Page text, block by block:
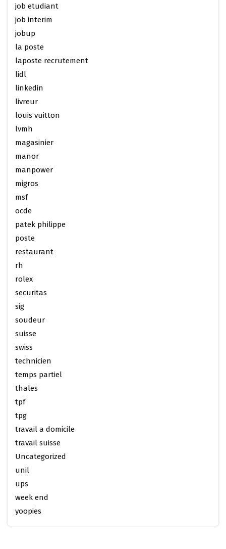
job etudiant
job interim
jobup
la poste
laposte recrutement
lidl
linkedin
livreur
louis vuitton
lvmh
magasinier
manor
manpower
migros
msf
ocde
patek philippe
poste
restaurant
rh
rolex
securitas
sig
soudeur
suisse
swiss
technicien
temps partiel
thales
tpf
tpg
travail a domicile
travail suisse
Uncategorized
unil
ups
week end
yoopies